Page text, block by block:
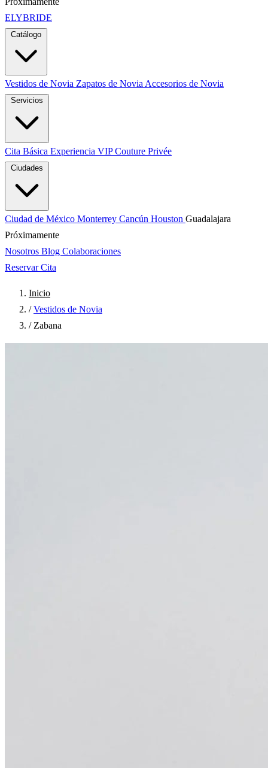
ELYBRIDE
Catálogo
Vestidos de Novia Zapatos de Novia Accesorios de Novia
Servicios
Cita Básica Experiencia VIPCouture Privée
Ciudades
Ciudad de México Monterrey Cancún Houston Guadalajara
Próximamente
Nosotros Blog Colaboraciones
Reservar Cita
Inicio
/ Vestidos de Novia
/ Zabana